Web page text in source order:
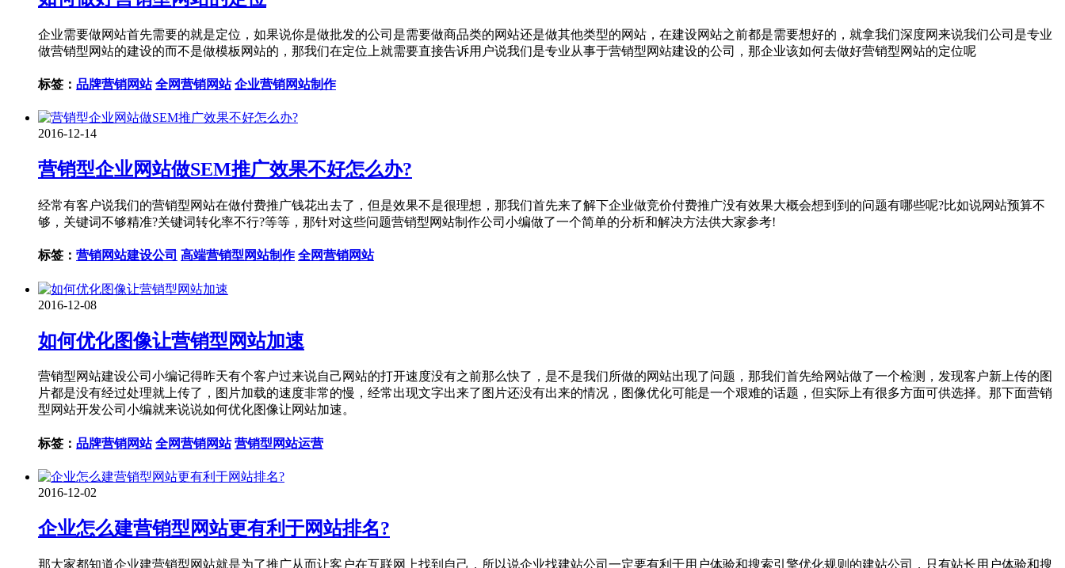
企业需要做网站首先需要的就是定位，如果说你是做批发的公司是需要做商品类的网站还是做其他类型的网站，在建设网站之前都是需要想好的，就拿我们深度网来说我们公司是专业
做营销型网站的建设的而不是做模板网站的，那我们在定位上就需要直接告诉用户说我们是专业从事于营销型网站建设的公司，那企业该如何去做好营销型网站的定位呢
标签： 品牌营销网站 全网营销网站 企业营销网站制作
2016-12-14
营销型企业网站做SEM推广效果不好怎么办?
经常有客户说我们的营销型网站在做付费推广钱花出去了，但是效果不是很理想，那我们首先来了解下企业做竞价付费推广没有效果大概会想到到的问题有哪些呢?比如说网站预算不
够，关键词不够精准?关键词转化率不行?等等，那针对这些问题营销型网站制作公司小编做了一个简单的分析和解决方法供大家参考!
标签： 营销网站建设公司 高端营销型网站制作 全网营销网站
2016-12-08
如何优化图像让营销型网站加速
营销型网站建设公司小编记得昨天有个客户过来说自己网站的打开速度没有之前那么快了，是不是我们所做的网站出现了问题，那我们首先给网站做了一个检测，发现客户新上传的图
片都是没有经过处理就上传了，图片加载的速度非常的慢，经常出现文字出来了图片还没有出来的情况，图像优化可能是一个艰难的话题，但实际上有很多方面可供选择。那下面营销
型网站开发公司小编就来说说如何优化图像让网站加速。
标签： 品牌营销网站 全网营销网站 营销型网站运营
2016-12-02
企业怎么建营销型网站更有利于网站排名?
那大家都知道企业建营销型网站就是为了推广从而让客户在互联网上找到自己，所以说企业找建站公司一定要有利于用户体验和搜索引擎优化规则的建站公司，只有站长用户体验和搜